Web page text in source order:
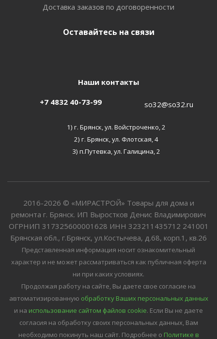
Доставка заказов по договоренности
Оставайтесь на связи
Наши контакты
+7 4832 40-73-99 so32@so32.ru
1) г. Брянск, ул. Войстроченко, 2
2) г. Брянск, ул. Флотская, 4
3) п.Путевка, ул. Галицина, 2
2016-2026 © «МИРАСТРОЙ» Товары для дома и
ремонта г. Брянск. ИП Выростков Денис Владимирович
ОГРНИП 317325600001628 ИНН 323211435712 241001
Брянская обл., г.Брянск, ул.Костычева, д.68, корп.1, кв.26
Представленная информация носит ознакомительный
характер и не может рассматриваться как публичная оферта
ни при каких условиях.
Продолжая работу на сайте, Вы даете свое согласие на
автоматизированную обработку Ваших персональных данных
и на использование сайтом файлов cookie. Если Вы не даете
согласия на обработку своих персональных данных, Вам
необходимо покинуть наш сайт. Подробнее о Политике в